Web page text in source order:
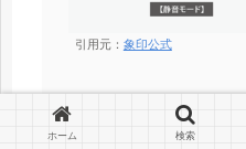
引用元： 象印公式
ホーム 検索